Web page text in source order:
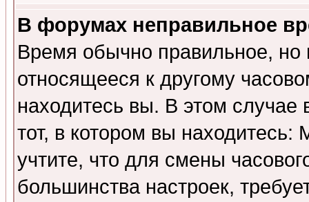
В форумах неправильное
Время обычно правильное,
относящееся к другому
находитесь вы. В этом
тот, в котором вы
учтите, что для смены
большинства настроек,